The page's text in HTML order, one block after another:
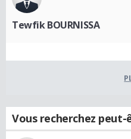
Tewfik BOURNISSA
Vous recherchez